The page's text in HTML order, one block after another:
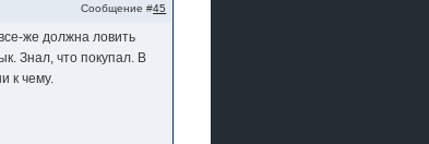
Сообщение #45
же должна ловить
Знал, что покупал. В
к чему.